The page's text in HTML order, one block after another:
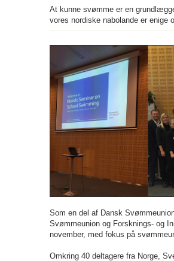
At kunne svømme er en
vores nordiske nabolande er enige
Som en del af Dansk
Svømmeunion og Forsknings- og
november, med fokus på
Omkring 40 deltagere fra Norge,